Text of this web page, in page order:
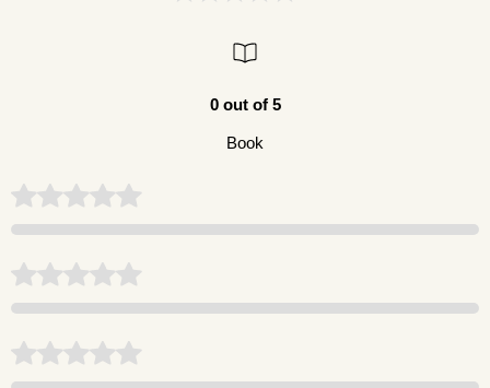
0 out of 5
Book